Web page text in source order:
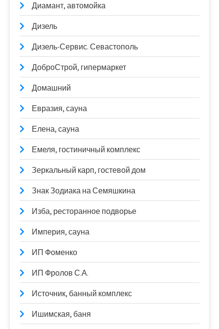
Диамант, автомойка
Дизель
Дизель-Сервис. Севастополь
ДоброСтрой, гипермаркет
Домашний
Евразия, сауна
Елена, сауна
Емеля, гостиничный комплекс
Зеркальный карп, гостевой дом
Знак Зодиака на Семяшкина
Изба, ресторанное подворье
Империя, сауна
ИП Фоменко
ИП Фролов С.А.
Источник, банный комплекс
Ишимская, баня